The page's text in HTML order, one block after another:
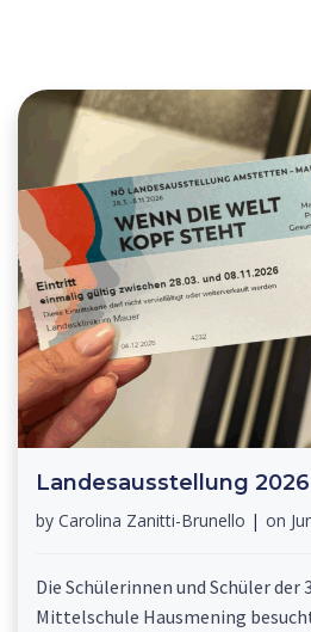
Landesausstellung 2026
by Carolina Zanitti-Brunello | on
Die Schülerinnen und Schüler der
Mittelschule Hausmening